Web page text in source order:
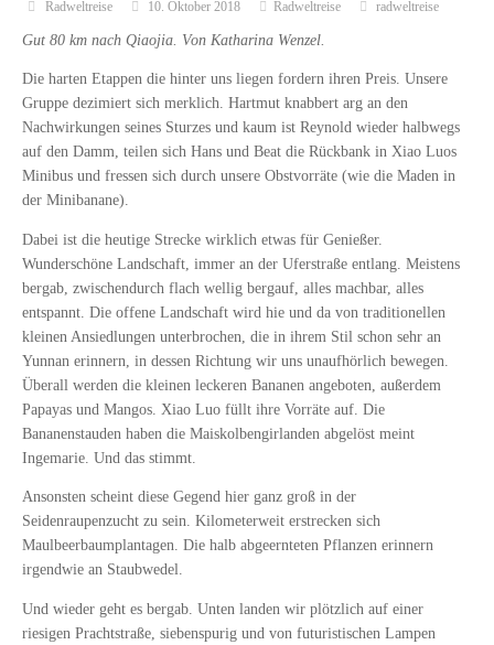
Radweltreise 10. Oktober 2018 Radweltreise radweltreise
Gut 80 km nach Qiaojia. Von Katharina Wenzel.
Die harten Etappen die hinter uns liegen fordern ihren Preis. Unsere
Gruppe dezimiert sich merklich. Hartmut knabbert arg an den
Nachwirkungen seines Sturzes und kaum ist Reynold wieder halbwegs
auf den Damm, teilen sich Hans und Beat die Rückbank in Xiao Luos
Minibus und fressen sich durch unsere Obstvorräte (wie die Maden in
der Minibanane).
Dabei ist die heutige Strecke wirklich etwas für Genießer.
Wunderschöne Landschaft, immer an der Uferstraße entlang. Meistens
bergab, zwischendurch flach wellig bergauf, alles machbar, alles
entspannt. Die offene Landschaft wird hie und da von traditionellen
kleinen Ansiedlungen unterbrochen, die in ihrem Stil schon sehr an
Yunnan erinnern, in dessen Richtung wir uns unaufhörlich bewegen.
Überall werden die kleinen leckeren Bananen angeboten, außerdem
Papayas und Mangos. Xiao Luo füllt ihre Vorräte auf. Die
Bananenstauden haben die Maiskolbengirlanden abgelöst meint
Ingemarie. Und das stimmt.
Ansonsten scheint diese Gegend hier ganz groß in der
Seidenraupenzucht zu sein. Kilometerweit erstrecken sich
Maulbeerbaumplantagen. Die halb abgeernteten Pflanzen erinnern
irgendwie an Staubwedel.
Und wieder geht es bergab. Unten landen wir plötzlich auf einer
riesigen Prachtstraße, siebenspurig und von futuristischen Lampen